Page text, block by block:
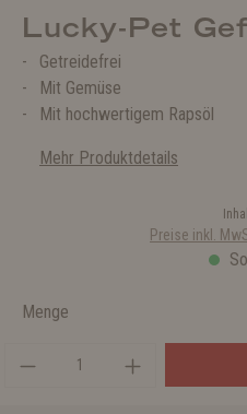
Lucky-Pet
Getreidefrei
Mit Gemüse
Mit hochwertigem Rapsöl
Mehr Produktdetails
Preise inkl.
Menge